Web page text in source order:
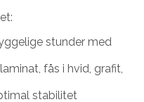
stunder med
fås i hvid, grafit,
stabilitet